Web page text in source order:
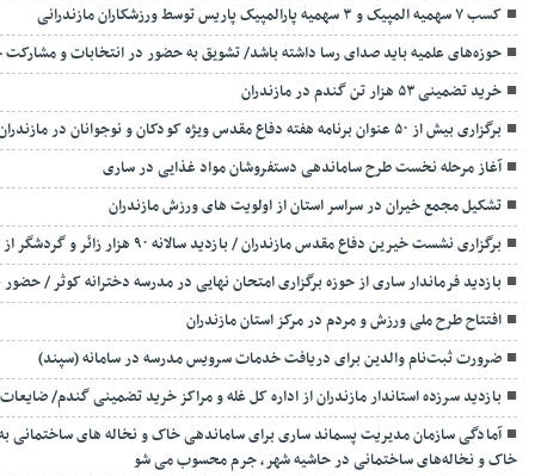
کسب ۷ سهمیه المپیک و ۳ سهمیه پارالمپیک پاریس توسط ورزشکاران مازندرانی
حوزه‌های علمیه باید صدای رسا داشته باشد/ تشویق به حضور در انتخابات و
خرید تضمینی ۵۳ هزار تن گندم در مازندران
برگزاری بیش از ۵۰ عنوان برنامه هفته دفاع مقدس ویژه کودکان و نوجوانان در مازندران
آغاز مرحله نخست طرح ساماندهی دستفروشان مواد غذایی در ساری
تشکیل مجمع خیران در سراسر استان از اولویت های ورزش مازندران
برگزاری نشست خیرین دفاع مقدس مازندران / بازدید سالانه ۹۰ هزار زائر و گردشگر از مجموعه پارک موزه دفاع مقدس در ساری
بازدید فرماندار ساری از حوزه برگزاری امتحان نهایی در مدرسه دخترانه کوثر / حضور بیش از ۸۲ هزار دانش آموز در
افتتاح طرح ملی ورزش و مردم در مرکز استان مازندران
ضرورت ثبت‌نام والدین برای دریافت خدمات سرویس مدرسه در سامانه (سپند)
بازدید سرزده استاندار مازندران از اداره کل غله و مراکز خرید تضمینی گندم/
خاک و نخاله‌های ساختمانی در حاشیه شهر، جرم محسوب می شو